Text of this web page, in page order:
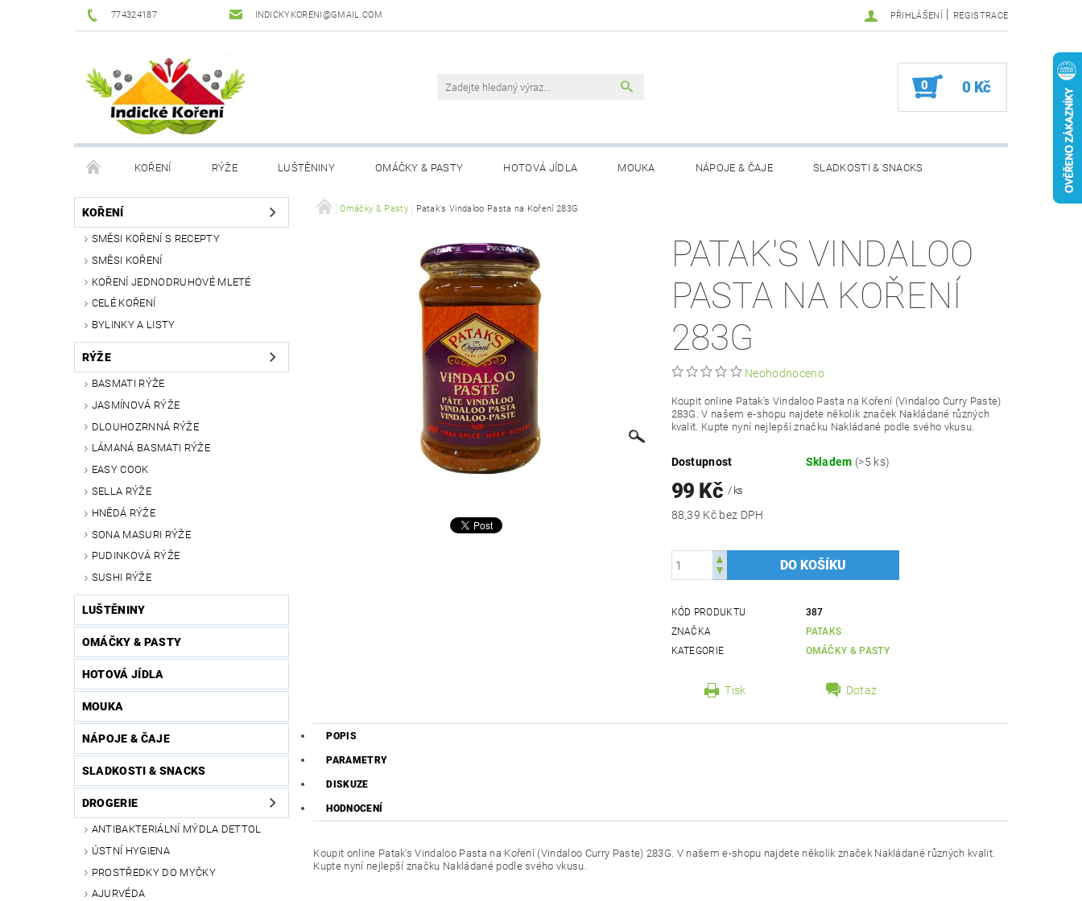
774324187 INDICKYKORENI@GMAIL.COM PŘIHLÁŠENÍ | REGISTRACE
0 0 Kč
KOŘENÍ RÝŽE LUŠTĚNINY OMÁČKY & PASTY HOTOVÁ JÍDLA MOUKA NÁPOJE & ČAJE SLADKOSTI & SNACKS
DROGERIE PODMÍNKY OCHRANY OSOBNÍCH ÚDAJŮ OBCHODNÍ PODMÍNKY KONTAKTY
KOŘENÍ
SMĚSI KOŘENÍ S RECEPTY
SMĚSI KOŘENÍ
KOŘENÍ JEDNODRUHOVÉ MLETÉ
CELÉ KOŘENÍ
BYLINKY A LISTY
RÝŽE
BASMATI RÝŽE
JASMÍNOVÁ RÝŽE
DLOUHOZRNNÁ RÝŽE
LÁMANÁ BASMATI RÝŽE
EASY COOK
SELLA RÝŽE
HNĚDÁ RÝŽE
SONA MASURI RÝŽE
PUDINKOVÁ RÝŽE
SUSHI RÝŽE
LUŠTĚNINY
OMÁČKY & PASTY
HOTOVÁ JÍDLA
MOUKA
NÁPOJE & ČAJE
SLADKOSTI & SNACKS
DROGERIE
ANTIBAKTERIÁLNÍ MÝDLA DETTOL
ÚSTNÍ HYGIENA
PROSTŘEDKY DO MYČKY
AJURVÉDA
Omáčky & Pasty Patak's Vindaloo Pasta na Koření 283G
PATAK'S VINDALOO
PASTA NA KOŘENÍ
283G
Neohodnoceno
Koupit online Patak's Vindaloo Pasta na Koření (Vindaloo Curry Paste)
283G. V našem e-shopu najdete několik značek Nakládané různých
kvalit. Kupte nyní nejlepší značku Nakládané podle svého vkusu.
Dostupnost Skladem (>5 ks)
99 Kč / ks
88,39 Kč bez DPH
KÓD PRODUKTU
387
ZNAČKA
PATAKS
KATEGORIE
OMÁČKY & PASTY
Tisk Dotaz
POPIS
PARAMETRY
DISKUZE
HODNOCENÍ
Koupit online Patak's Vindaloo Pasta na Koření (Vindaloo Curry Paste) 283G. V našem e-shopu najdete několik značek Nakládané různých kvalit.
Kupte nyní nejlepší značku Nakládané podle svého vkusu.